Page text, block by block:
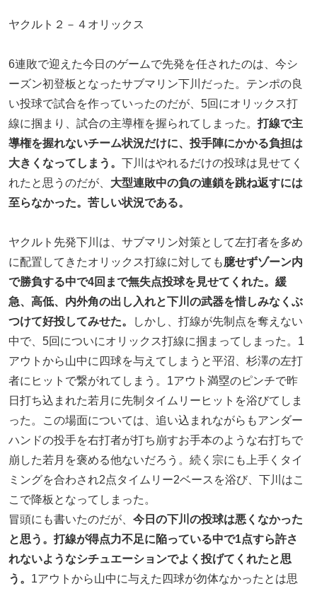
ヤクルト２－４オリックス
6連敗で迎えた今日のゲームで先発を任されたのは、今シ
ーズン初登板となったサブマリン下川だった。テンポの良
い投球で試合を作っていったのだが、5回にオリックス打
線に掴まり、試合の主導権を握られてしまった。 打線で主
導権を握れないチーム状況だけに、投手陣にかかる負担は
大きくなってしまう。 下川はやれるだけの投球は見せてく
れたと思うのだが、 大型連敗中の負の連鎖を跳ね返すには
至らなかった。苦しい状況である。
ヤクルト先発下川は、サブマリン対策として左打者を多め
に配置してきたオリックス打線に対しても臆せずゾーン内
で勝負する中で4回まで無失点投球を見せてくれた。緩
急、高低、内外角の出し入れと下川の武器を惜しみなくぶ
つけて好投してみせた。
しかし、打線が先制点を奪えない
中で、5回についにオリックス打線に掴まってしまった。1
アウトから山中に四球を与えてしまうと平沼、杉澤の左打
者にヒットで繋がれてしまう。1アウト満塁のピンチで昨
日打ち込まれた若月に先制タイムリーヒットを浴びてしま
った。この場面については、追い込まれながらもアンダー
ハンドの投手を右打者が打ち崩すお手本のような右打ちで
崩した若月を褒める他ないだろう。続く宗にも上手くタイ
ミングを合わされ2点タイムリー2ベースを浴び、下川はこ
こで降板となってしまった。
冒頭にも書いたのだが、 今日の下川の投球は悪くなかった
と思う。打線が得点力不足に陥っている中で1点すら許さ
れないようなシチュエーションでよく投げてくれたと思
う。 1アウトから山中に与えた四球が勿体なかったとは思